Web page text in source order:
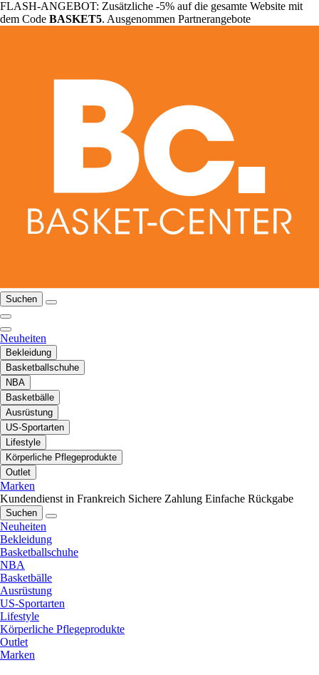
FLASH-ANGEBOT: Zusätzliche -5% auf die gesamte Website mit
dem Code BASKET5. Ausgenommen Partnerangebote
Suchen
Neuheiten
Bekleidung
Basketballschuhe
NBA
Basketbälle
Ausrüstung
US-Sportarten
Lifestyle
Körperliche Pflegeprodukte
Outlet
Marken
Kundendienst in Frankreich Sichere Zahlung Einfache Rückgabe
Suchen
Neuheiten
Bekleidung
Basketballschuhe
NBA
Basketbälle
Ausrüstung
US-Sportarten
Lifestyle
Körperliche Pflegeprodukte
Outlet
Marken